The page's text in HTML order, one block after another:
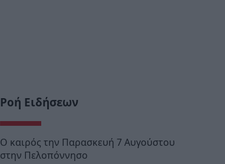
Ροή Ειδήσεων
Ο καιρός την Παρασκευή 7 Αυγούστου
στην Πελοπόννησο